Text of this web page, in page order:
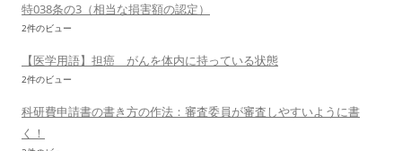
特038条の3（相当な損害額の認定）
2件のビュー
【医学用語】担癌 がんを体内に持っている状態
2件のビュー
科研費申請書の書き方の作法：審査委員が審査しやすいように書
く！